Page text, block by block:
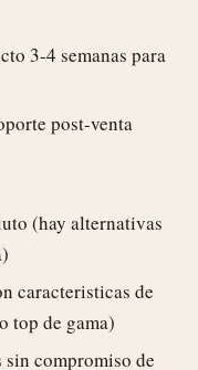
3-4 semanas para
post-venta
(hay alternativas
caracteristicas de
top de gama)
sin compromiso de